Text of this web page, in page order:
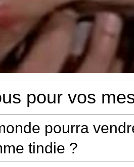
pour vos
pourra
tindie ?